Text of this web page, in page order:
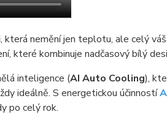
která nemění jen teplotu, ale celý
které kombinuje nadčasový bílý
inteligence (AI Auto Cooling),
ideálně. S energetickou účinností
po celý rok.